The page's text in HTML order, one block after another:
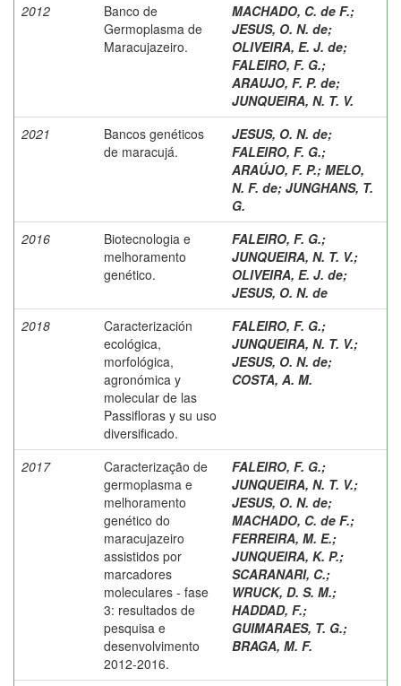
2012
Banco de
Germoplasma de
Maracujazeiro.
MACHADO, C. de F.;
JESUS, O. N. de;
OLIVEIRA, E. J. de;
FALEIRO, F. G.;
ARAUJO, F. P. de;
JUNQUEIRA, N. T. V.
2021
Bancos genéticos
de maracujá.
JESUS, O. N. de;
FALEIRO, F. G.;
ARAÚJO, F. P.; MELO,
N. F. de; JUNGHANS, T.
G.
2016
Biotecnologia e
melhoramento
genético.
FALEIRO, F. G.;
JUNQUEIRA, N. T. V.;
OLIVEIRA, E. J. de;
JESUS, O. N. de
2018
Caracterización
ecológica,
morfológica,
agronómica y
molecular de las
Passifloras y su uso
diversificado.
FALEIRO, F. G.;
JUNQUEIRA, N. T. V.;
JESUS, O. N. de;
COSTA, A. M.
2017
Caracterização de
germoplasma e
melhoramento
genético do
maracujazeiro
assistidos por
marcadores
moleculares - fase
3: resultados de
pesquisa e
desenvolvimento
2012-2016.
FALEIRO, F. G.;
JUNQUEIRA, N. T. V.;
JESUS, O. N. de;
MACHADO, C. de F.;
FERREIRA, M. E.;
JUNQUEIRA, K. P.;
SCARANARI, C.;
WRUCK, D. S. M.;
HADDAD, F.;
GUIMARAES, T. G.;
BRAGA, M. F.